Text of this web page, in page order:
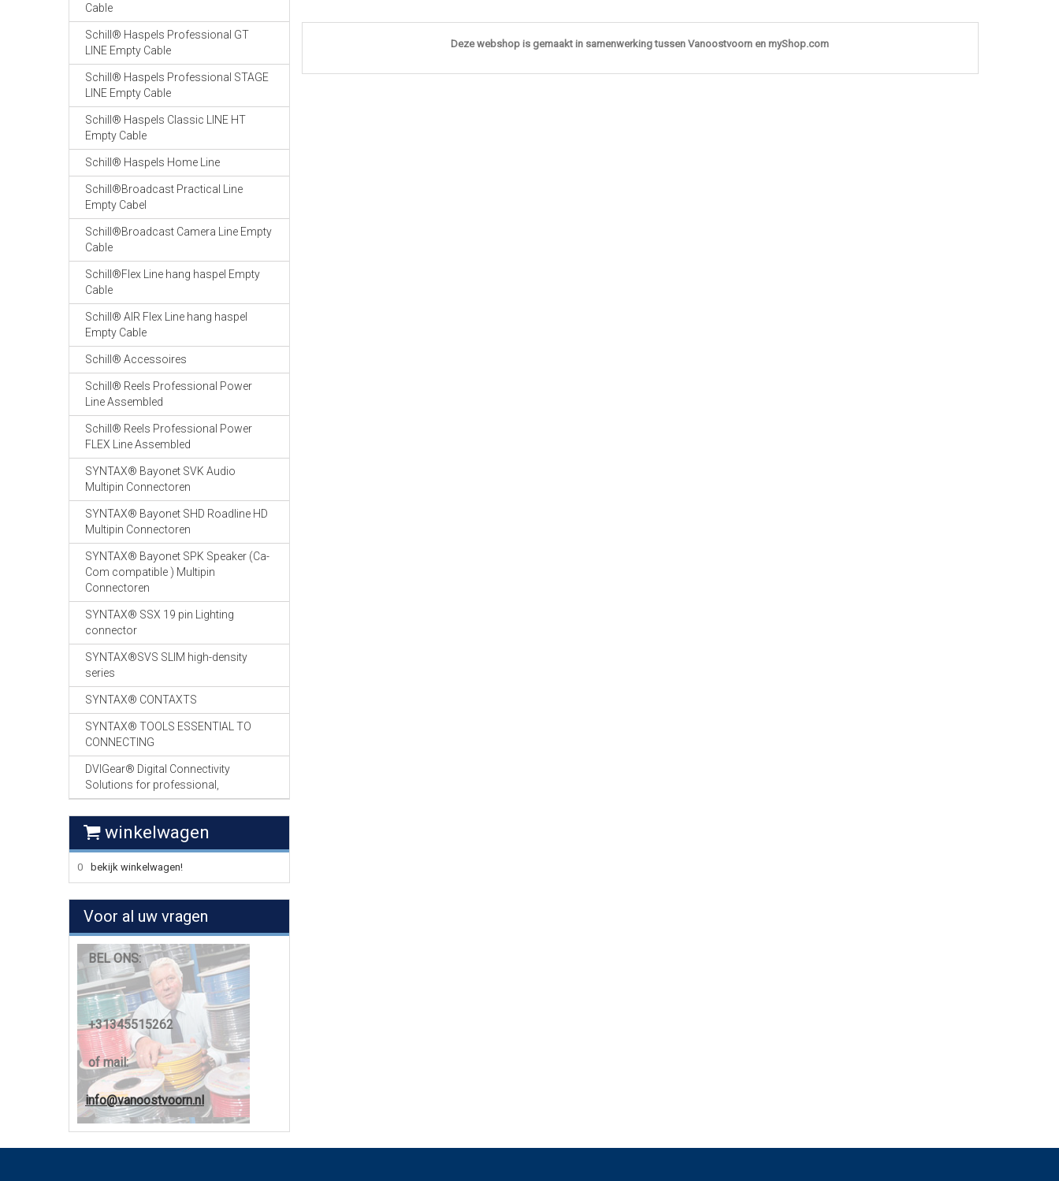
Cable
Schill® Haspels Professional GT
LINE Empty Cable
Schill® Haspels Professional STAGE
LINE Empty Cable
Schill® Haspels Classic LINE HT
Empty Cable
Schill® Haspels Home Line
Schill®Broadcast Practical Line
Empty Cabel
Schill®Broadcast Camera Line Empty
Cable
Schill®Flex Line hang haspel Empty
Cable
Schill® AIR Flex Line hang haspel
Empty Cable
Schill® Accessoires
Schill® Reels Professional Power
Line Assembled
Schill® Reels Professional Power
FLEX Line Assembled
SYNTAX® Bayonet SVK Audio
Multipin Connectoren
SYNTAX® Bayonet SHD Roadline HD
Multipin Connectoren
SYNTAX® Bayonet SPK Speaker (Ca-
Com compatible ) Multipin
Connectoren
SYNTAX® SSX 19 pin Lighting
connector
SYNTAX®SVS SLIM high-density
series
SYNTAX® CONTAXTS
SYNTAX® TOOLS ESSENTIAL TO
CONNECTING
DVIGear® Digital Connectivity
Solutions for professional,
winkelwagen
0 bekijk winkelwagen!
Voor al uw vragen
BEL ONS:
+31345515262
of mail:
info@vanoostvoorn.nl
Deze webshop is gemaakt in samenwerking tussen Vanoostvoorn en myShop.com